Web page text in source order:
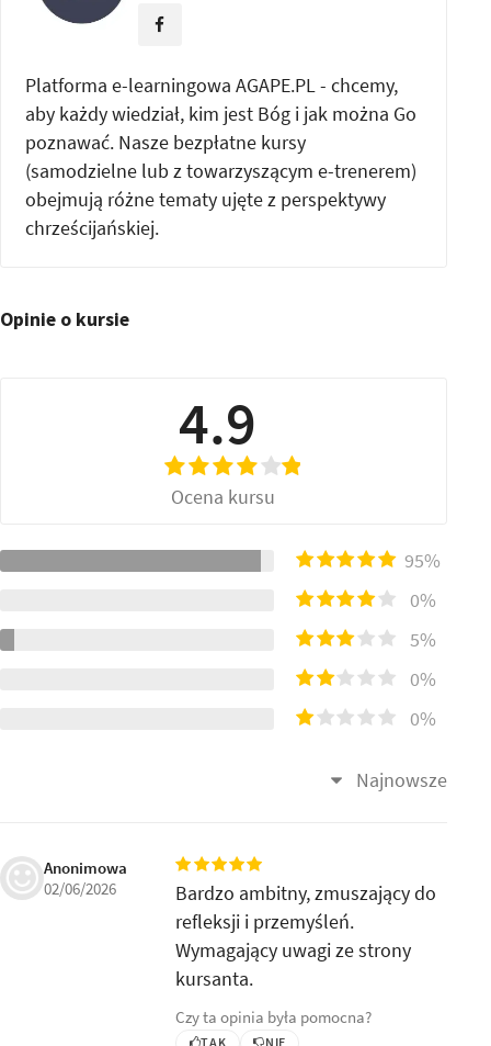
Platforma e-learningowa AGAPE.PL - chcemy,
aby każdy wiedział, kim jest Bóg i jak można Go
poznawać. Nasze bezpłatne kursy
(samodzielne lub z towarzyszącym e-trenerem)
obejmują różne tematy ujęte z perspektywy
chrześcijańskiej.
Opinie o kursie
4.9
Ocena kursu
95%
0%
5%
0%
0%
Najnowsze
Anonimowa
02/06/2026
Bardzo ambitny, zmuszający do
refleksji i przemyśleń.
Wymagający uwagi ze strony
kursanta.
Czy ta opinia była pomocna?
TAK NIE